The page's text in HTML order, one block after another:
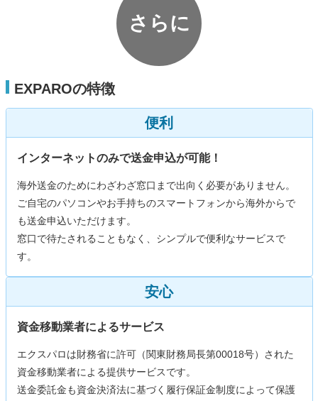
さらに
EXPAROの特徴
便利
インターネットのみで送金申込が可能！
海外送金のためにわざわざ窓口まで出向く必要がありません。
ご自宅のパソコンやお手持ちのスマートフォンから海外からで
も送金申込いただけます。
窓口で待たされることもなく、シンプルで便利なサービスで
す。
安心
資金移動業者によるサービス
エクスパロは財務省に許可（関東財務局長第00018号）された
資金移動業者による提供サービスです。
送金委託金も資金決済法に基づく履行保証金制度によって保護